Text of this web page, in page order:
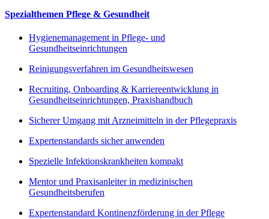
Spezialthemen Pflege & Gesundheit
Hygienemanagement in Pflege- und
Gesundheitseinrichtungen
Reinigungsverfahren im Gesundheitswesen
Recruiting, Onboarding & Karriereentwicklung in
Gesundheitseinrichtungen, Praxishandbuch
Sicherer Umgang mit Arzneimitteln in der Pflegepraxis
Expertenstandards sicher anwenden
Spezielle Infektionskrankheiten kompakt
Mentor und Praxisanleiter in medizinischen
Gesundheitsberufen
Expertenstandard Kontinenzförderung in der Pflege